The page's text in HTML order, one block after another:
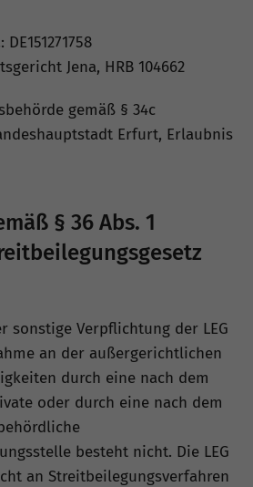
Jena, HRB 104662
gemäß § 34c
Erfurt, Erlaubnis
§ 36 Abs. 1
sonstige Verpflichtung der LEG
an der außergerichtlichen
durch eine nach dem
oder durch eine nach dem
besteht nicht. Die LEG
an Streitbeilegungsverfahren